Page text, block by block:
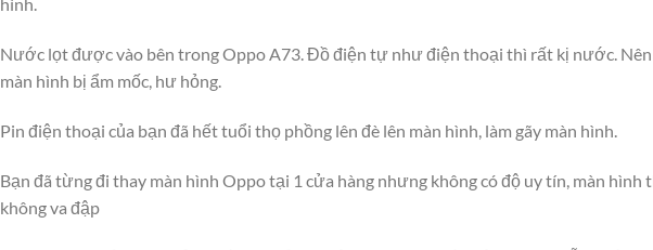
hình.
Nước lọt được vào bên trong Oppo A73. Đồ điện tự như điện thoại thì rất kị nước.
màn hình bị ẩm mốc, hư hỏng.
Pin điện thoại của bạn đã hết tuổi thọ phồng lên đè lên màn hình, làm gãy màn hình.
Bạn đã từng đi thay màn hình Oppo tại 1 cửa hàng nhưng không có độ uy tín, màn
không va đập